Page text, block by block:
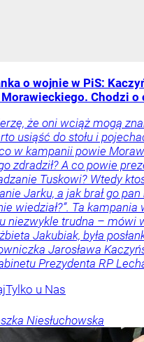
o wojnie w PiS:
Chodzi o
że oni wciąż mogą
usiąść do stołu i
w kampanii powie
zdradził? A co powie
Tuskowi? Wtedy
Jarku, a jak brał go
wiedział?”. Ta
niezwykle trudna – mówi
Jakubiak, była
Jarosława
Prezydenta RP
Tylko u Nas
Niesłuchowska